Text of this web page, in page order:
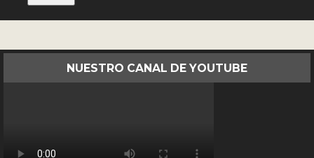
NUESTRO CANAL DE YOUTUBE